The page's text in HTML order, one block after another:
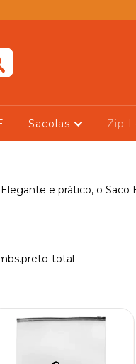
Sacolas Zip
Elegante e prático, o Saco
total